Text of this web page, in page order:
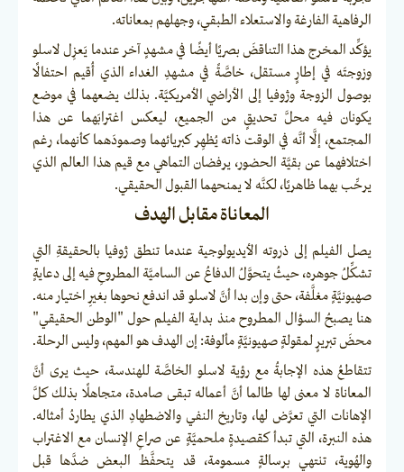
الرفاهية الفارغة والاستعلاء الطبقي، وجهلهم بمعاناته.
يؤكِّد المخرج هذا التناقضَ بصريًا أيضًا في مشهدٍ آخر عندما يَعزِل لاسلو
وزوجتَه في إطارٍ مستقل، خاصَّةً في مشهدِ الغداء الذي أُقيم احتفالًا
بوصول الزوجة وژوفيا إلى الأراضي الأمريكيَّة. بذلك يضعهما في موضع
يكونان فيه محلَّ تحديقٍ من الجميع، ليعكس اغترابَهما عن هذا
المجتمع، إلَّا أنَّه في الوقت ذاته يُظهِر كبريائهما وصمودَهما كأنهما، رغم
اختلافهما عن بقيَّة الحضور، يرفضان التماهي مع قيم هذا العالم الذي
يرحِّب بهما ظاهريًا، لكنَّه لا يمنحهما القبول الحقيقي.
المعاناة مقابل الهدف
يصل الفيلم إلى ذروته الأيديولوجية عندما تنطق ژوفيا بالحقيقةِ التي
تشكِّلُ جوهره، حيثُ يتحوَّلُ الدفاعُ عن الساميَّة المطروحِ فيه إلى دعايةٍ
صهيونيَّةٍ مغلَّفة، حتى وإن بدا أنَّ لاسلو قد اندفع نحوها بغيرِ اختيار منه.
هنا يصبحُ السؤال المطروح منذ بداية الفيلم حول "الوطن الحقيقي"
محضَ تبريرٍ لمقولةٍ صهيونيَّةٍ مألوفة: إن الهدف هو المهم، وليس الرحلة.
تتقاطعُ هذه الإجابةُ مع رؤية لاسلو الخاصَّة للهندسة، حيث يرى أنَّ
المعاناة لا معنى لها طالما أنَّ أعماله تبقى صامدة، متجاهلًا بذلك كلَّ
الإهانات التي تعرَّض لها، وتاريخ النفي والاضطهادِ الذي يطاردُ أمثاله.
هذه النبرة، التي تبدأ كقصيدةٍ ملحميَّةٍ عن صراعِ الإنسان مع الاغتراب
والهُوية، تنتهي برسالةٍ مسمومة، قد يتحفَّظ البعض ضدَّها قبل